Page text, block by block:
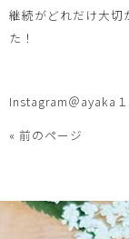
継続がどれだけ大切
た！
Instagram＠ayaka
« 前のページ